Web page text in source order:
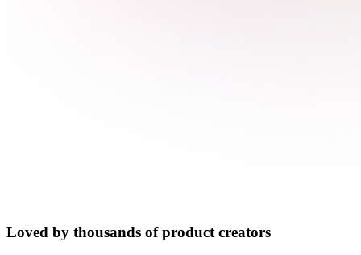
Loved by thousands of product creators